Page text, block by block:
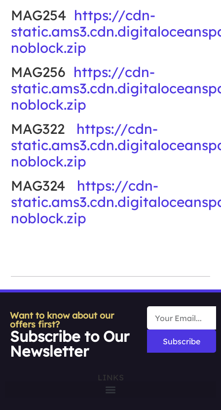
MAG254 https://cdn-
noblock.zip
MAG256 https://cdn-
noblock.zip
MAG322 https://cdn-
noblock.zip
MAG324 https://cdn-
noblock.zip
Want to know about our
offers first?
Subscribe to Our
Newsletter
Subscribe
LINKS